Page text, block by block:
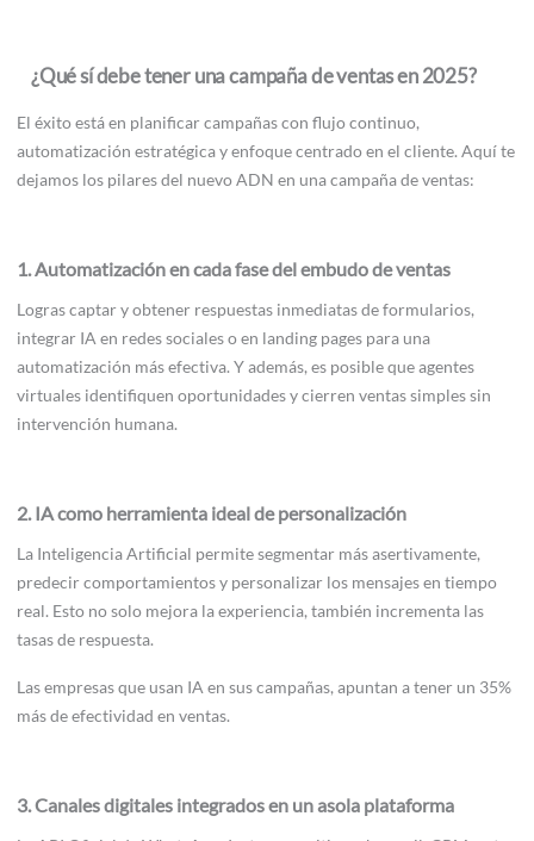
¿Qué sí debe tener una campaña de ventas en 2025?
El éxito está en planificar campañas con flujo continuo,
automatización estratégica y enfoque centrado en el cliente. Aquí te
dejamos los pilares del nuevo ADN en una campaña de ventas:
1. Automatización en cada fase del embudo de ventas
Logras captar y obtener respuestas inmediatas de formularios,
integrar IA en redes sociales o en landing pages para una
automatización más efectiva. Y además, es posible que agentes
virtuales identifiquen oportunidades y cierren ventas simples sin
intervención humana.
2. IA como herramienta ideal de personalización
La Inteligencia Artificial permite segmentar más asertivamente,
predecir comportamientos y personalizar los mensajes en tiempo
real. Esto no solo mejora la experiencia, también incrementa las
tasas de respuesta.
Las empresas que usan IA en sus campañas, apuntan a tener un 35%
más de efectividad en ventas.
3. Canales digitales integrados en un asola plataforma